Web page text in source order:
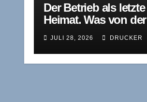
Der Betrieb als letzte
Heimat. Was von der
bleibt
JULI 28, 2026 DRUCKER